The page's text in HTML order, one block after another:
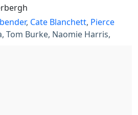
, Cate Blanchett, Pierce
Tom Burke, Naomie Harris,